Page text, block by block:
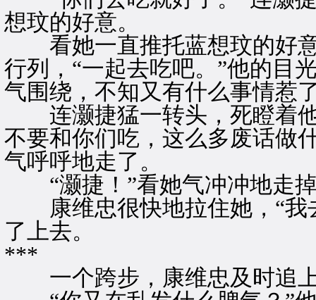
想玟的好意。
看她一直推托蓝想玟的好意
行列，“一起去吃吧。”他的目
气围绕，不知又有什么事情惹
连灏捷猛一转头，死瞪着他
不要和你们吃，这么多废话做
气呼呼地走了。
“灏捷！”看她气冲冲地走掉
康维忠很快地拉住她，“我
了上去。
***
一个跨步，康维忠及时追上